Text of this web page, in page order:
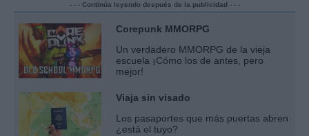
- - - Continúa leyendo después de la publicidad - - -
Corepunk MMORPG
Un verdadero MMORPG de la vieja
escuela ¡Cómo los de antes, pero
mejor!
Viaja sin visado
Los pasaportes que más puertas abren
¿está el tuyo?